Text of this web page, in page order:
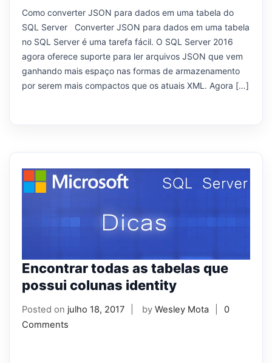
Como converter JSON para dados em uma tabela do
SQL Server Converter JSON para dados em uma tabela
no SQL Server é uma tarefa fácil. O SQL Server 2016
agora oferece suporte para ler arquivos JSON que vem
ganhando mais espaço nas formas de armazenamento
por serem mais compactos que os atuais XML. Agora […]
Encontrar todas as tabelas que
possui colunas identity
Posted on julho 18, 2017 by Wesley Mota
0
Comments